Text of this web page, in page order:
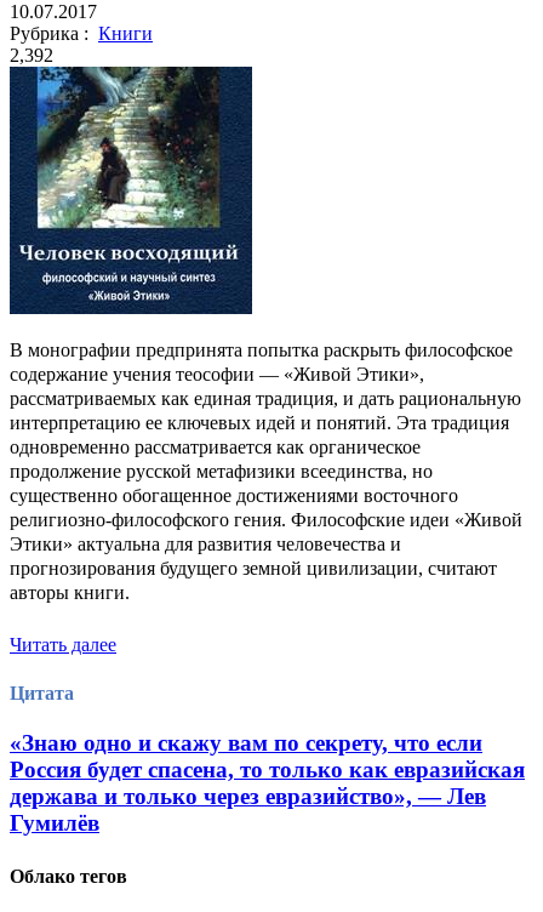
10.07.2017
Рубрика : Книги
2,392
В монографии предпринята попытка раскрыть философское
содержание учения теософии — «Живой Этики»,
рассматриваемых как единая традиция, и дать рациональную
интерпретацию ее ключевых идей и понятий. Эта традиция
одновременно рассматривается как органическое
продолжение русской метафизики всеединства, но
существенно обогащенное достижениями восточного
религиозно-философского гения. Философские идеи «Живой
Этики» актуальна для развития человечества и
прогнозирования будущего земной цивилизации, считают
авторы книги.
Читать далее
Цитата
«Знаю одно и скажу вам по секрету, что если
Россия будет спасена, то только как евразийская
держава и только через евразийство», — Лев
Гумилёв
Облако тегов